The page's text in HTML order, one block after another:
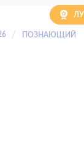
ПОЗНАЮЩИЙ